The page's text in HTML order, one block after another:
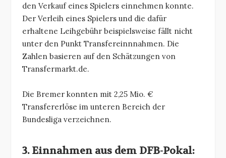
den Verkauf eines Spielers einnehmen konnte.
Der Verleih eines Spielers und die dafür
erhaltene Leihgebühr beispielsweise fällt nicht
unter den Punkt Transfereinnnahmen. Die
Zahlen basieren auf den Schätzungen von
Transfermarkt.de.
Die Bremer konnten mit 2,25 Mio. €
Transfererlöse im unteren Bereich der
Bundesliga verzeichnen.
3. Einnahmen aus dem DFB-Pokal: